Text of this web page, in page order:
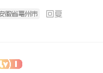
徽省亳州市 回复